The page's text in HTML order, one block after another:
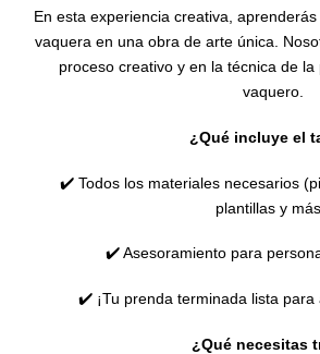
En esta experiencia creativa,
vaquera en una obra de arte única.
proceso creativo y en la técnica de
vaquero.
¿Qué incluye el
✔️ Todos los materiales necesarios
plantillas y
✔️ Asesoramiento para
✔️ ¡Tu prenda terminada lista para
¿Qué necesitas